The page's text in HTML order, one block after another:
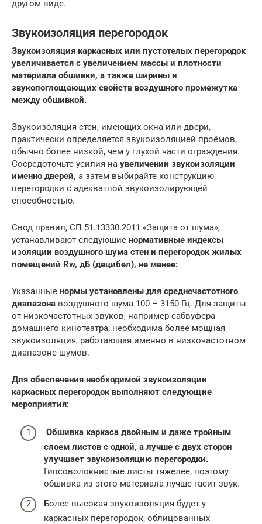
другом виде.
Звукоизоляция перегородок
Звукоизоляция каркасных или пустотелых перегородок
увеличивается с увеличением массы и плотности
материала обшивки, а также ширины и
звукопоглощающих свойств воздушного промежутка
между обшивкой.
Звукоизоляция стен, имеющих окна или двери,
практически определяется звукоизоляцией проёмов,
обычно более низкой, чем у глухой части ограждения.
Сосредоточьте усилия на увеличении звукоизоляции
именно дверей, а затем выбирайте конструкцию
перегородки с адекватной звукоизолирующей
способностью.
Свод правил, СП 51.13330.2011 «Защита от шума»,
устанавливают следующие нормативные индексы
изоляции воздушного шума стен и перегородок жилых
помещений Rw, дБ (децибел), не менее:
Указанные нормы установлены для среднечастотного
диапазона воздушного шума 100 – 3150 Гц. Для защиты
от низкочастотных звуков, например сабвуфера
домашнего кинотеатра, необходима более мощная
звукоизоляция, работающая именно в низкочастотном
диапазоне шумов.
Для обеспечения необходимой звукоизоляции
каркасных перегородок выполняют следующие
мероприятия:
Обшивка каркаса двойным и даже тройным
слоем листов с одной, а лучше с двух сторон
улучшает звукоизоляцию перегородки.
Гипсоволокнистые листы тяжелее, поэтому
обшивка из этого материала лучше гасит звук.
Более высокая звукоизоляция будет у
каркасных перегородок, облицованных